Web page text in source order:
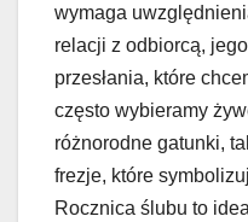
wymaga
relacji z odbiorcą,
przesłania, które
często wybieramy
różnorodne gatunki,
frezje, które
Rocznica ślubu to